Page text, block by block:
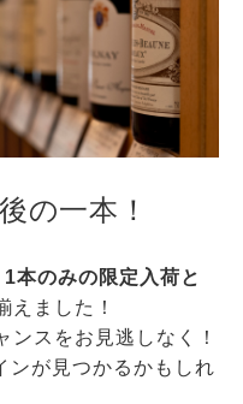
の一本！
1本のみの限定入荷と
えました！
ンスをお見逃しなく！
ンが見つかるかもしれ